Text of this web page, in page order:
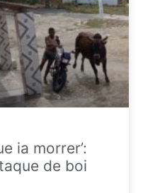
ia morrer’:
de boi